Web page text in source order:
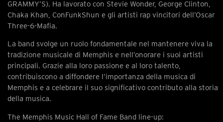
GRAMMY’S). Ha lavorato con Stevie Wonder, George Clinton,
Chaka Khan, ConFunkShun e gli artisti rap vincitori dell’Oscar
Three-6-Mafia.
La band svolge un ruolo fondamentale nel mantenere viva la
tradizione musicale di Memphis e nell’onorare i suoi artisti
principali. Grazie alla loro passione e al loro talento,
contribuiscono a diffondere l’importanza della musica di
Memphis e a celebrare il suo significativo contributo alla storia
della musica.
The Memphis Music Hall of Fame Band line-up: